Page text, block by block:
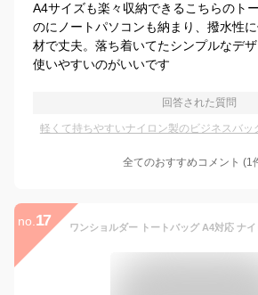
A4サイズも楽々収納できるこちらのト
のにノートパソコンも納まり、撥水性
材で丈夫。落ち着いてたシンプルなデ
使いやすいのがいいです
回答された質問
軽くて持ちやすいナイロン製のビジネスバッ
全てのおすすめコメント (1
no. 17